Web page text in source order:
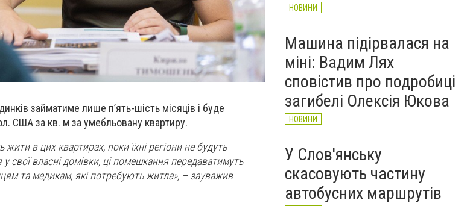
займатиме лише п’ять-шість місяців і буде
США за кв. м за умебльовану квартиру.
в цих квартирах, поки їхні регіони не будуть
свої власні домівки, ці помешкання передаватимуть
та медикам, які потребують житла», – зауважив
НОВИНИ
Машина підірвалася на
міні: Вадим Лях
сповістив про подробиці
загибелі Олексія Юкова
НОВИНИ
У Слов'янську
скасовують частину
автобусних маршрутів